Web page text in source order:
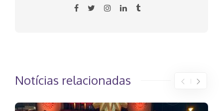
Notícias relacionadas